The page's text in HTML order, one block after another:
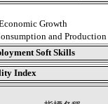
Growth
and Production
Soft Skills
Index